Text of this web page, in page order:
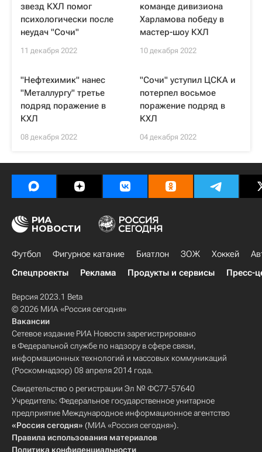
звезд КХЛ помог
психологически после
неудач "Сочи"
11 декабря 2022
команде дивизиона
Харламова победу в
мастер-шоу КХЛ
10 декабря 2022
"Нефтехимик" нанес
"Металлургу" третье
подряд поражение в
КХЛ
08 декабря 2022
"Сочи" уступил ЦСКА и
потерпел восьмое
поражение подряд в
КХЛ
04 декабря 2022
Футбол Фигурное катание Биатлон ЗОЖ Хоккей
Спецпроекты
Реклама Продукты и сервисы Пресс-
Версия 2023.1 Beta
© 2026 МИА «Россия сегодня»
Вакансии
Сетевое издание РИА Новости зарегистрировано
в Федеральной службе по надзору в сфере связи,
информационных технологий и массовых коммуникаций
(Роскомнадзор) 08 апреля 2014 года.
Свидетельство о регистрации Эл № ФС77-57640
Учредитель: Федеральное государственное унитарное
предприятие Международное информационное агентство
«Россия сегодня» (МИА «Россия сегодня»).
Правила использования материалов
Политика конфиденциальности